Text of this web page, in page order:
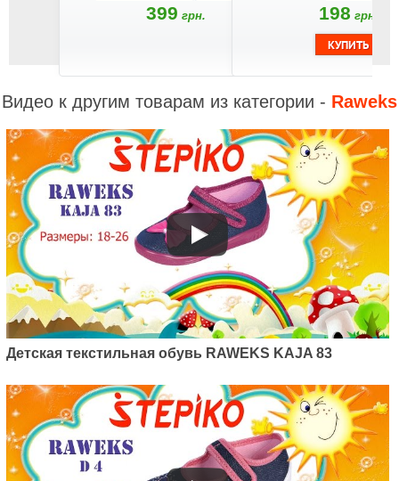
399 грн. 198 грн.
Видео к другим товарам из категории - Raweks
Детская текстильная обувь RAWEKS KAJA 83